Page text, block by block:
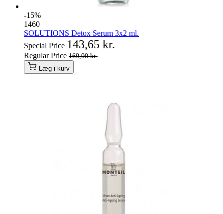
-15%
1460
SOLUTIONS Detox Serum 3x2 ml.
Special Price 143,65 kr.
Regular Price 169,00 kr.
Læg i kurv